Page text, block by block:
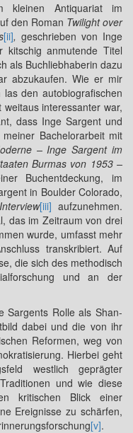
Antiquariat im
den Roman Twilight over
[ii], geschrieben von Inge
kitschig anmutende Titel
als Buchliebhaberin dazu
abzukaufen. Wie er mir
den autobiografischen
interessanter war,
dass Inge Sargent und
Bachelorarbeit mit
– Inge Sargent im
Burmas von 1953 –
Buchentdeckung, im
in Boulder Colorado,
[iii] aufzunehmen.
das im Zeitraum von drei
wurde, umfasst mehr
transkribiert. Auf
die sich des methodisch
und an der
Sargents Rolle als Shan-
dabei und die von ihr
Reformen, weg von
Hierbei geht
westlich geprägter
und wie diese
kritischen Blick einer
Ereignisse zu schärfen,
[v].